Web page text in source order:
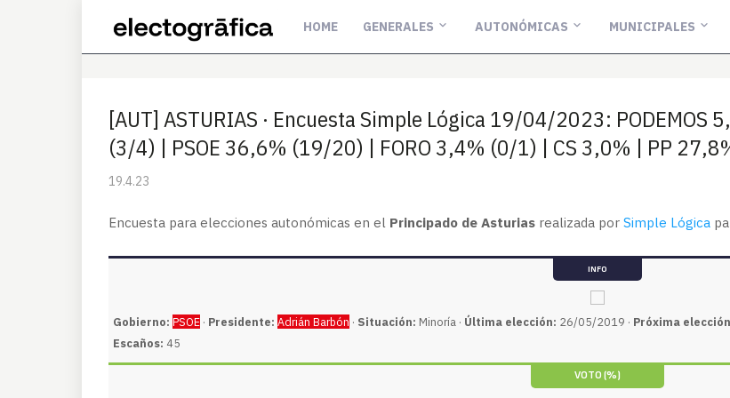
HOME GENERALES AUTONÓMICAS MUNICIPALES
[AUT] ASTURIAS · Encuesta Simple Lógica 19/04/2023: PODEMOS
(3/4) | PSOE 36,6% (19/20) | FORO 3,4% (0/1) | CS 3,0% | PP
19.4.23
Encuesta para elecciones autonómicas en el Principado de Asturias realizada por Simple Lógica
INFO
Gobierno: PSOE · Presidente: Adrián Barbón · Situación: Minoría · Última elección: 26/05/2019 · Próxima elecció
Escaños: 45
VOTO (%)